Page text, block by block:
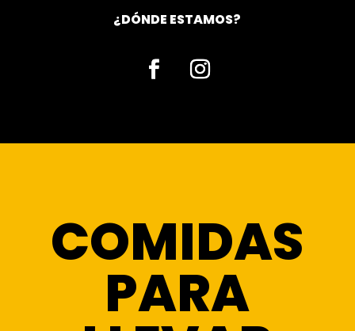
¿DÓNDE ESTAMOS?
COMIDAS
PARA